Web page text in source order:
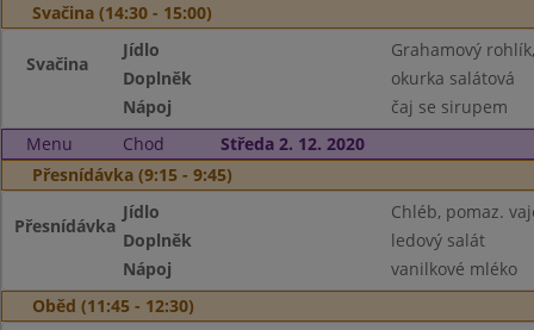
Svačina (14:30 - 15:00)
Svačina
Jídlo
Grahamový
Doplněk
okurka salátová
Nápoj
čaj se sirupem
Menu
Chod
Středa 2. 12. 2020
Přesnídávka (9:15 - 9:45)
Přesnídávka
Jídlo
Chléb, pomaz.
Doplněk
ledový salát
Nápoj
vanilkové mléko
Oběd (11:45 - 12:30)